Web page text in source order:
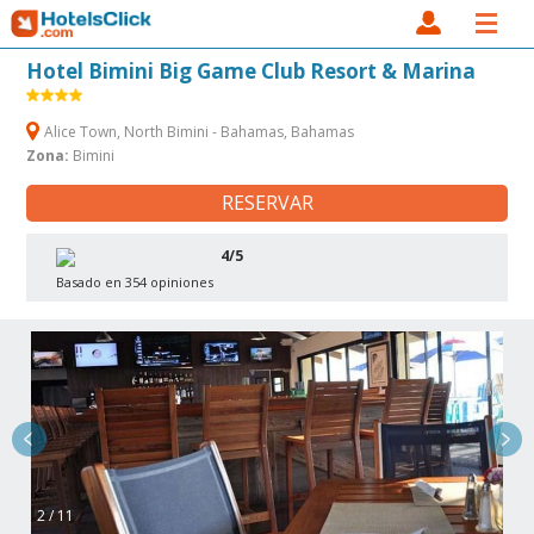
Hotel Bimini Big Game Club Resort & Marina
Alice Town, North Bimini - Bahamas, Bahamas
Zona: Bimini
RESERVAR
4/5
Basado en 354 opiniones
2 / 11